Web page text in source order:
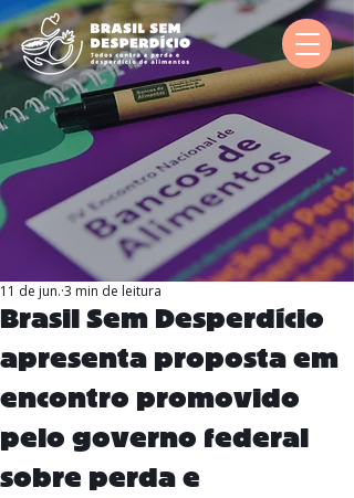
Brasil Sem Desperdício
apresenta proposta em
encontro promovido
pelo governo federal
sobre perda e
11 de jun. 3 min de leitura